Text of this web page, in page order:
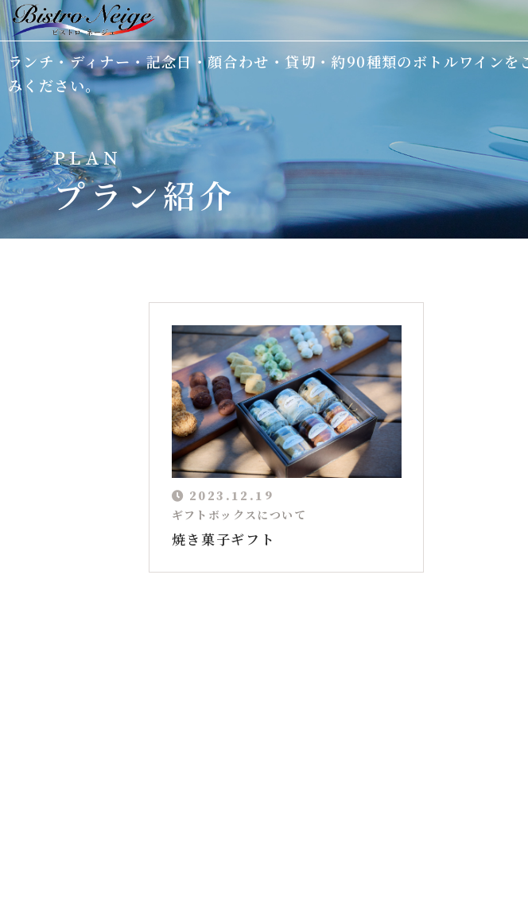
ランチ・ディナー・記念日・顔合わせ・貸切・約90種類のボトルワイン
みください。
ホーム
ビストロネージュについて
メニュー&ドリンク
顔合わせ＆ウエディングプラン
PLAN
プラン紹介
2023.12.19
ギフトボックスについて
焼き菓子ギフト